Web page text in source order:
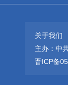
关于我们
主办：中
晋ICP备